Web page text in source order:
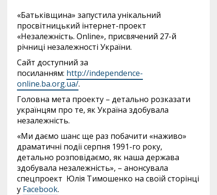
«Батьківщина» запустила унікальний
просвітницький інтернет-проект
«Незалежність. Online», присвячений 27-й
річниці незалежності України.
Сайт доступний за
посиланням: http://independence-
online.ba.org.ua/.
Головна мета проекту – детально розказати
українцям про те, як Україна здобувала
незалежність.
«Ми даємо шанс ще раз побачити «наживо»
драматичні події серпня 1991-го року,
детально розповідаємо, як наша держава
здобувала незалежність», – анонсувала
спецпроект Юлія Тимошенко на своїй сторінці
у Facebook.